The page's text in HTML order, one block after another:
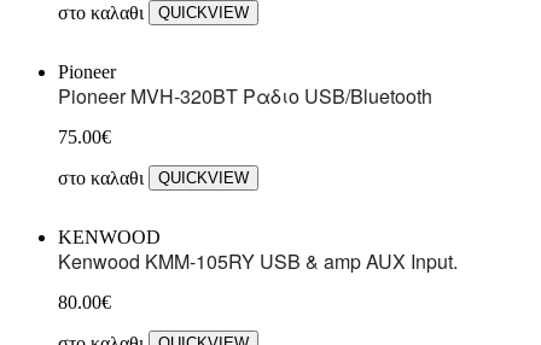
στο καλαθι
QUICKVIEW
Pioneer
Pioneer MVH-320BT Ραδιο USB/Bluetooth
75.00€
στο καλαθι
QUICKVIEW
KENWOOD
Kenwood KMM-105RY USB & amp AUX Input.
80.00€